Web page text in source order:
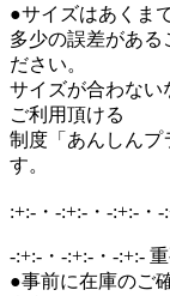
●サイズはあくま
多少の誤差がある
ださい。
サイズが合わない
ご利用頂ける
制度「あんしんプ
す。
:+:-・-:+:-・-:+:-・
-:+:-・-:+:-・-:+:-
●事前に在庫のご